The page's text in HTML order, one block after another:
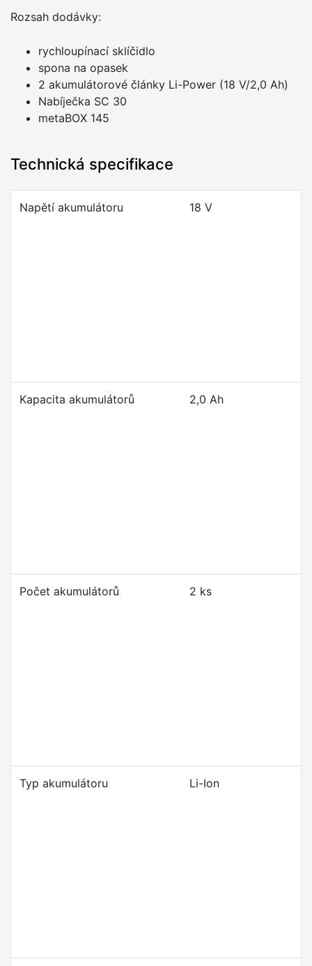
Rozsah dodávky:
rychloupínací sklíčidlo
spona na opasek
2 akumulátorové články Li-Power (18 V/2,0 Ah)
Nabíječka SC 30
metaBOX 145
Technická specifikace
Napětí akumulátoru 18 V
Kapacita akumulátorů 2,0 Ah
Počet akumulátorů 2 ks
Typ akumulátoru Li-Ion